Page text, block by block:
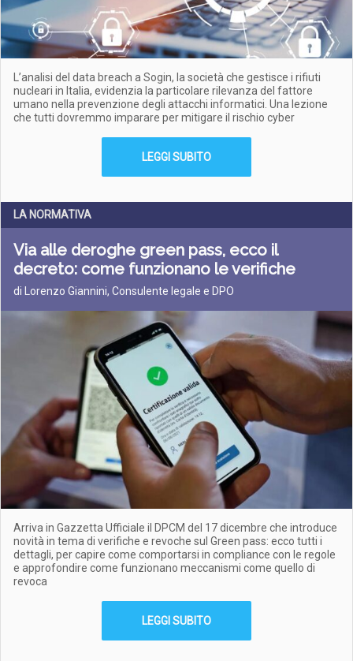
L’analisi del data breach a Sogin, la società che gestisce i rifiuti
nucleari in Italia, evidenzia la particolare rilevanza del fattore
umano nella prevenzione degli attacchi informatici. Una lezione
che tutti dovremmo imparare per mitigare il rischio cyber
LEGGI SUBITO
LA NORMATIVA
Via alle deroghe green pass, ecco il
decreto: come funzionano le verifiche
di Lorenzo Giannini, Consulente legale e DPO
Arriva in Gazzetta Ufficiale il DPCM del 17 dicembre che introduce
novità in tema di verifiche e revoche sul Green pass: ecco tutti i
dettagli, per capire come comportarsi in compliance con le regole
e approfondire come funzionano meccanismi come quello di
revoca
LEGGI SUBITO